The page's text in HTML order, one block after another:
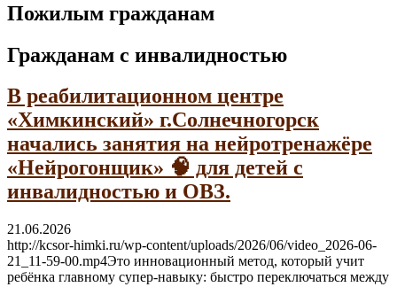
Пожилым гражданам
Гражданам с инвалидностью
В реабилитационном центре
«Химкинский» г.Солнечногорск
начались занятия на нейротренажёре
«Нейрогонщик» 🧠 для детей с
инвалидностью и ОВЗ.
21.06.2026
http://kcsor-himki.ru/wp-content/uploads/2026/06/video_2026-06-
21_11-59-00.mp4Это инновационный метод, который учит
ребёнка главному супер-навыку: быстро переключаться между